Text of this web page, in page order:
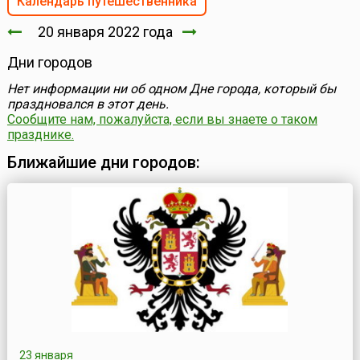
20 января 2022 года
Дни городов
Нет информации ни об одном Дне города, который бы
праздновался в этот день.
Сообщите нам, пожалуйста, если вы знаете о таком
празднике.
Ближайшие дни городов:
23 января